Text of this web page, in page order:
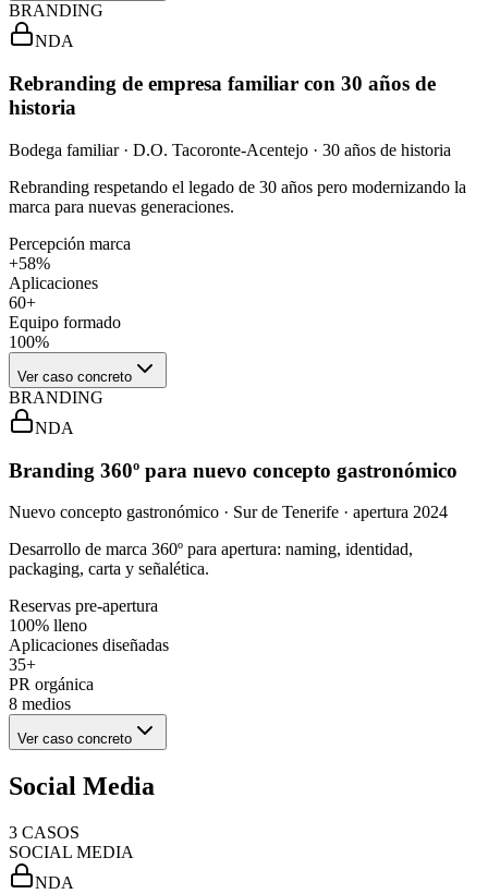
BRANDING
NDA
Rebranding de empresa familiar con 30 años de
historia
Bodega familiar · D.O. Tacoronte-Acentejo · 30 años de historia
Rebranding respetando el legado de 30 años pero modernizando la
marca para nuevas generaciones.
Percepción marca
+58%
Aplicaciones
60+
Equipo formado
100%
Ver caso concreto
BRANDING
NDA
Branding 360º para nuevo concepto gastronómico
Nuevo concepto gastronómico · Sur de Tenerife · apertura 2024
Desarrollo de marca 360º para apertura: naming, identidad,
packaging, carta y señalética.
Reservas pre-apertura
100% lleno
Aplicaciones diseñadas
35+
PR orgánica
8 medios
Ver caso concreto
Social Media
3 CASOS
SOCIAL MEDIA
NDA